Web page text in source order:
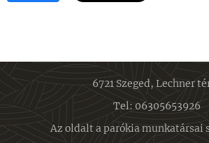
6721 Szeged, Lechner
Tel: 06305653926
Az oldalt a parókia munkatársai